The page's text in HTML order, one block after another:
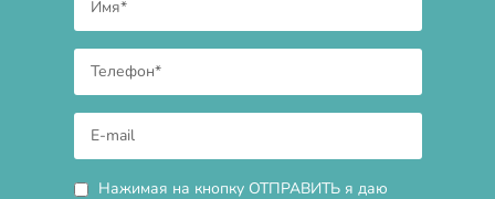
Нажимая на кнопку ОТПРАВИТЬ я даю